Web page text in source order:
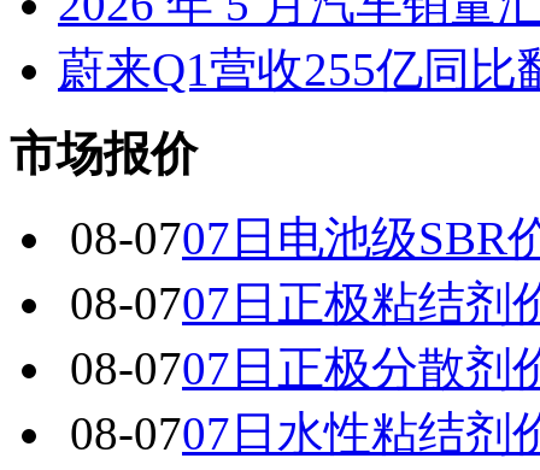
蔚来Q1营收255亿同
市场报价
08-0707日电池级SBR
08-0707日正极粘结剂
08-0707日正极分散剂
08-0707日水性粘结剂